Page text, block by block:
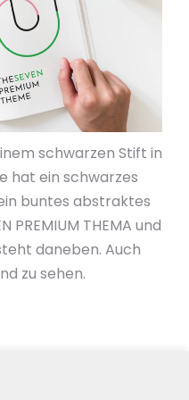
schwarzen Stift in
hat ein schwarzes
buntes abstraktes
PREMIUM THEMA und
daneben. Auch
zu sehen.